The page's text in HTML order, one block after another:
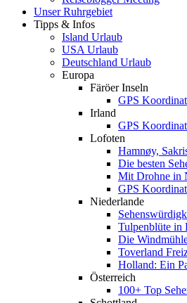
Unser Ruhrgebiet
Tipps & Infos
Island Urlaub
USA Urlaub
Deutschland Urlaub
Europa
Färöer Inseln
GPS
Irland
GPS
Lofoten
Hamnøy,
Die besten
Mit Drohne in
GPS
Niederlande
Tulpenblüte in
Die
Toverland
Holland: Ein
Österreich
100+ Top